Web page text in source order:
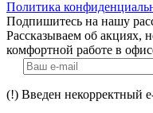
Политика
Подпишитесь на нашу
Рассказываем об акциях,
комфортной работе в
(!) Введен некорректный